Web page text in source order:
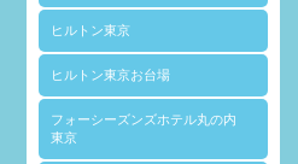
ヒルトン東京
ヒルトン東京お台場
フォーシーズンズホテル丸の内
東京